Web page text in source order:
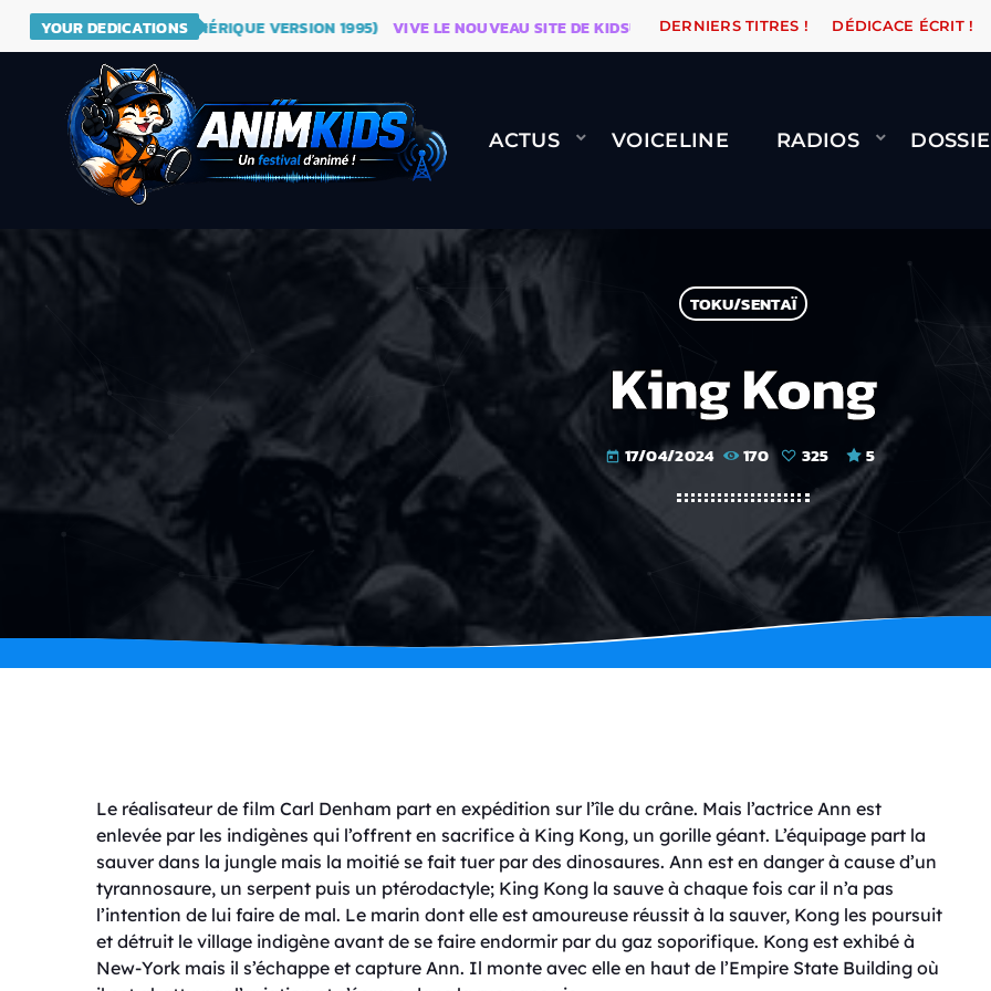
YOUR DEDICATIONS
DRAGON BALL (GÉNÉRIQUE VERSION 1995) VIVE LE NOUVEAU SITE DE KIDSUNE WARÉTRO ORANGE ROAD QUI
DERNIERS TITRES ! DÉDICACE ÉCRIT !
ACTUS VOICELINE RADIOS
TOKU/SENTAÏ
King Kong
today 17/04/2024 170 325 5
Le réalisateur de film Carl Denham part en expédition sur l’île du crâne. Mais l’actrice Ann est
enlevée par les indigènes qui l’offrent en sacrifice à King Kong, un gorille géant. L’équipage part la
sauver dans la jungle mais la moitié se fait tuer par des dinosaures. Ann est en danger à cause d’un
tyrannosaure, un serpent puis un ptérodactyle; King Kong la sauve à chaque fois car il n’a pas
l’intention de lui faire de mal. Le marin dont elle est amoureuse réussit à la sauver, Kong les poursuit
et détruit le village indigène avant de se faire endormir par du gaz soporifique. Kong est exhibé à
New-York mais il s’échappe et capture Ann. Il monte avec elle en haut de l’Empire State Building où